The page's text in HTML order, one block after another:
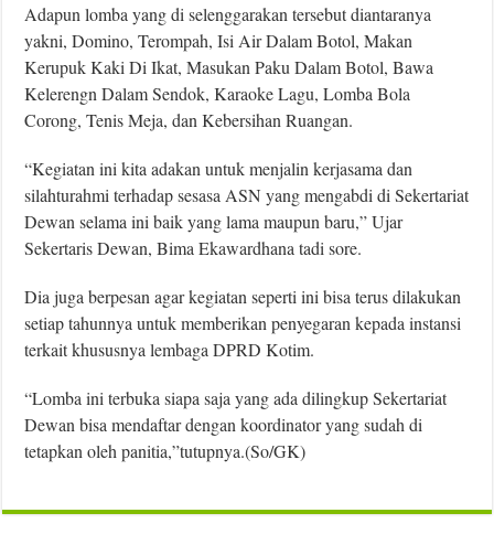
Adapun lomba yang di selenggarakan tersebut diantaranya
yakni, Domino, Terompah, Isi Air Dalam Botol, Makan
Kerupuk Kaki Di Ikat, Masukan Paku Dalam Botol, Bawa
Kelerengn Dalam Sendok, Karaoke Lagu, Lomba Bola
Corong, Tenis Meja, dan Kebersihan Ruangan.
“Kegiatan ini kita adakan untuk menjalin kerjasama dan
silahturahmi terhadap sesasa ASN yang mengabdi di Sekertariat
Dewan selama ini baik yang lama maupun baru,” Ujar
Sekertaris Dewan, Bima Ekawardhana tadi sore.
Dia juga berpesan agar kegiatan seperti ini bisa terus dilakukan
setiap tahunnya untuk memberikan penyegaran kepada instansi
terkait khususnya lembaga DPRD Kotim.
“Lomba ini terbuka siapa saja yang ada dilingkup Sekertariat
Dewan bisa mendaftar dengan koordinator yang sudah di
tetapkan oleh panitia,”tutupnya.(So/GK)